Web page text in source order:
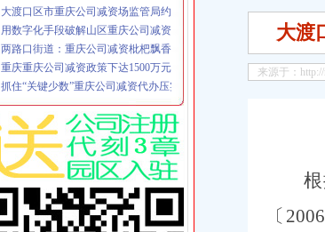
大渡口区市重庆公司减资场监管局约谈生禽肉类经营单位压实食品安
用数字化手段破解山区重庆公司减资供水难南川供水治理经验入选
两路口街道：重庆公司减资枇杷飘香迎初夏邻里同乐在社区
重庆重庆公司减资政策下达1500万元水利救灾资金修复水毁设施
抓住“关键少数”重庆公司减资代办压实企业主责守牢食品安全“第一道
大渡
来源于：http://
〔 2006